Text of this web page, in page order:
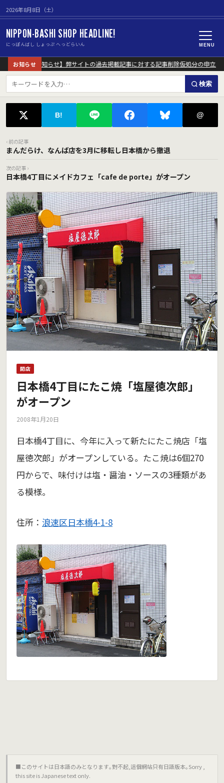
2026年8月8日（土）
NIPPON-BASHI SHOP HEADLINE!
にっぽんばし しょっぷ へっどらいん MENU
お知らせ
【重要なお知らせ】弊サイトの過去掲載記事に対する記事削除仮処分の申立に
検索
B! @
‹ 前の記事
まんだらけ、なんば店を3月に移転し日本橋から撤退
次の記事 ›
日本橋4丁目にメイドカフェ「cafe de porte」がオープン
開店
日本橋4丁目にたこ焼「塩屋徳次郎」
がオープン
2008年1月20日
日本橋4丁目に、今年に入って新たにたこ焼店「塩
屋徳次郎」がオープンしている。たこ焼は6個270
円からで、味付けは塩・醤油・ソースの3種類があ
る模様。
住所： 浪速区日本橋4-1-8
■このサイトは日本語のみとなります｡對不起,這個網站只有日語版本｡Sorry ,
this site is Japanese text only.